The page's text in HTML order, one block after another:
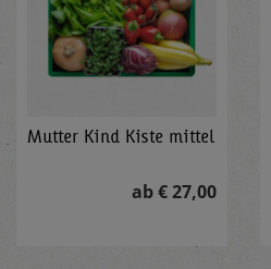
Mutter Kind Kiste mittel
ab € 27,00